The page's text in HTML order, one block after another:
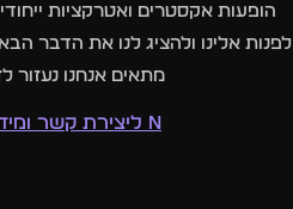
הופעות אקסטרים ואטרקציות
לפנות אלינו ולהציג לנו את הדבר
מתאים אנחנו נעזור
n ליצירת קשר ומידע נוסףn